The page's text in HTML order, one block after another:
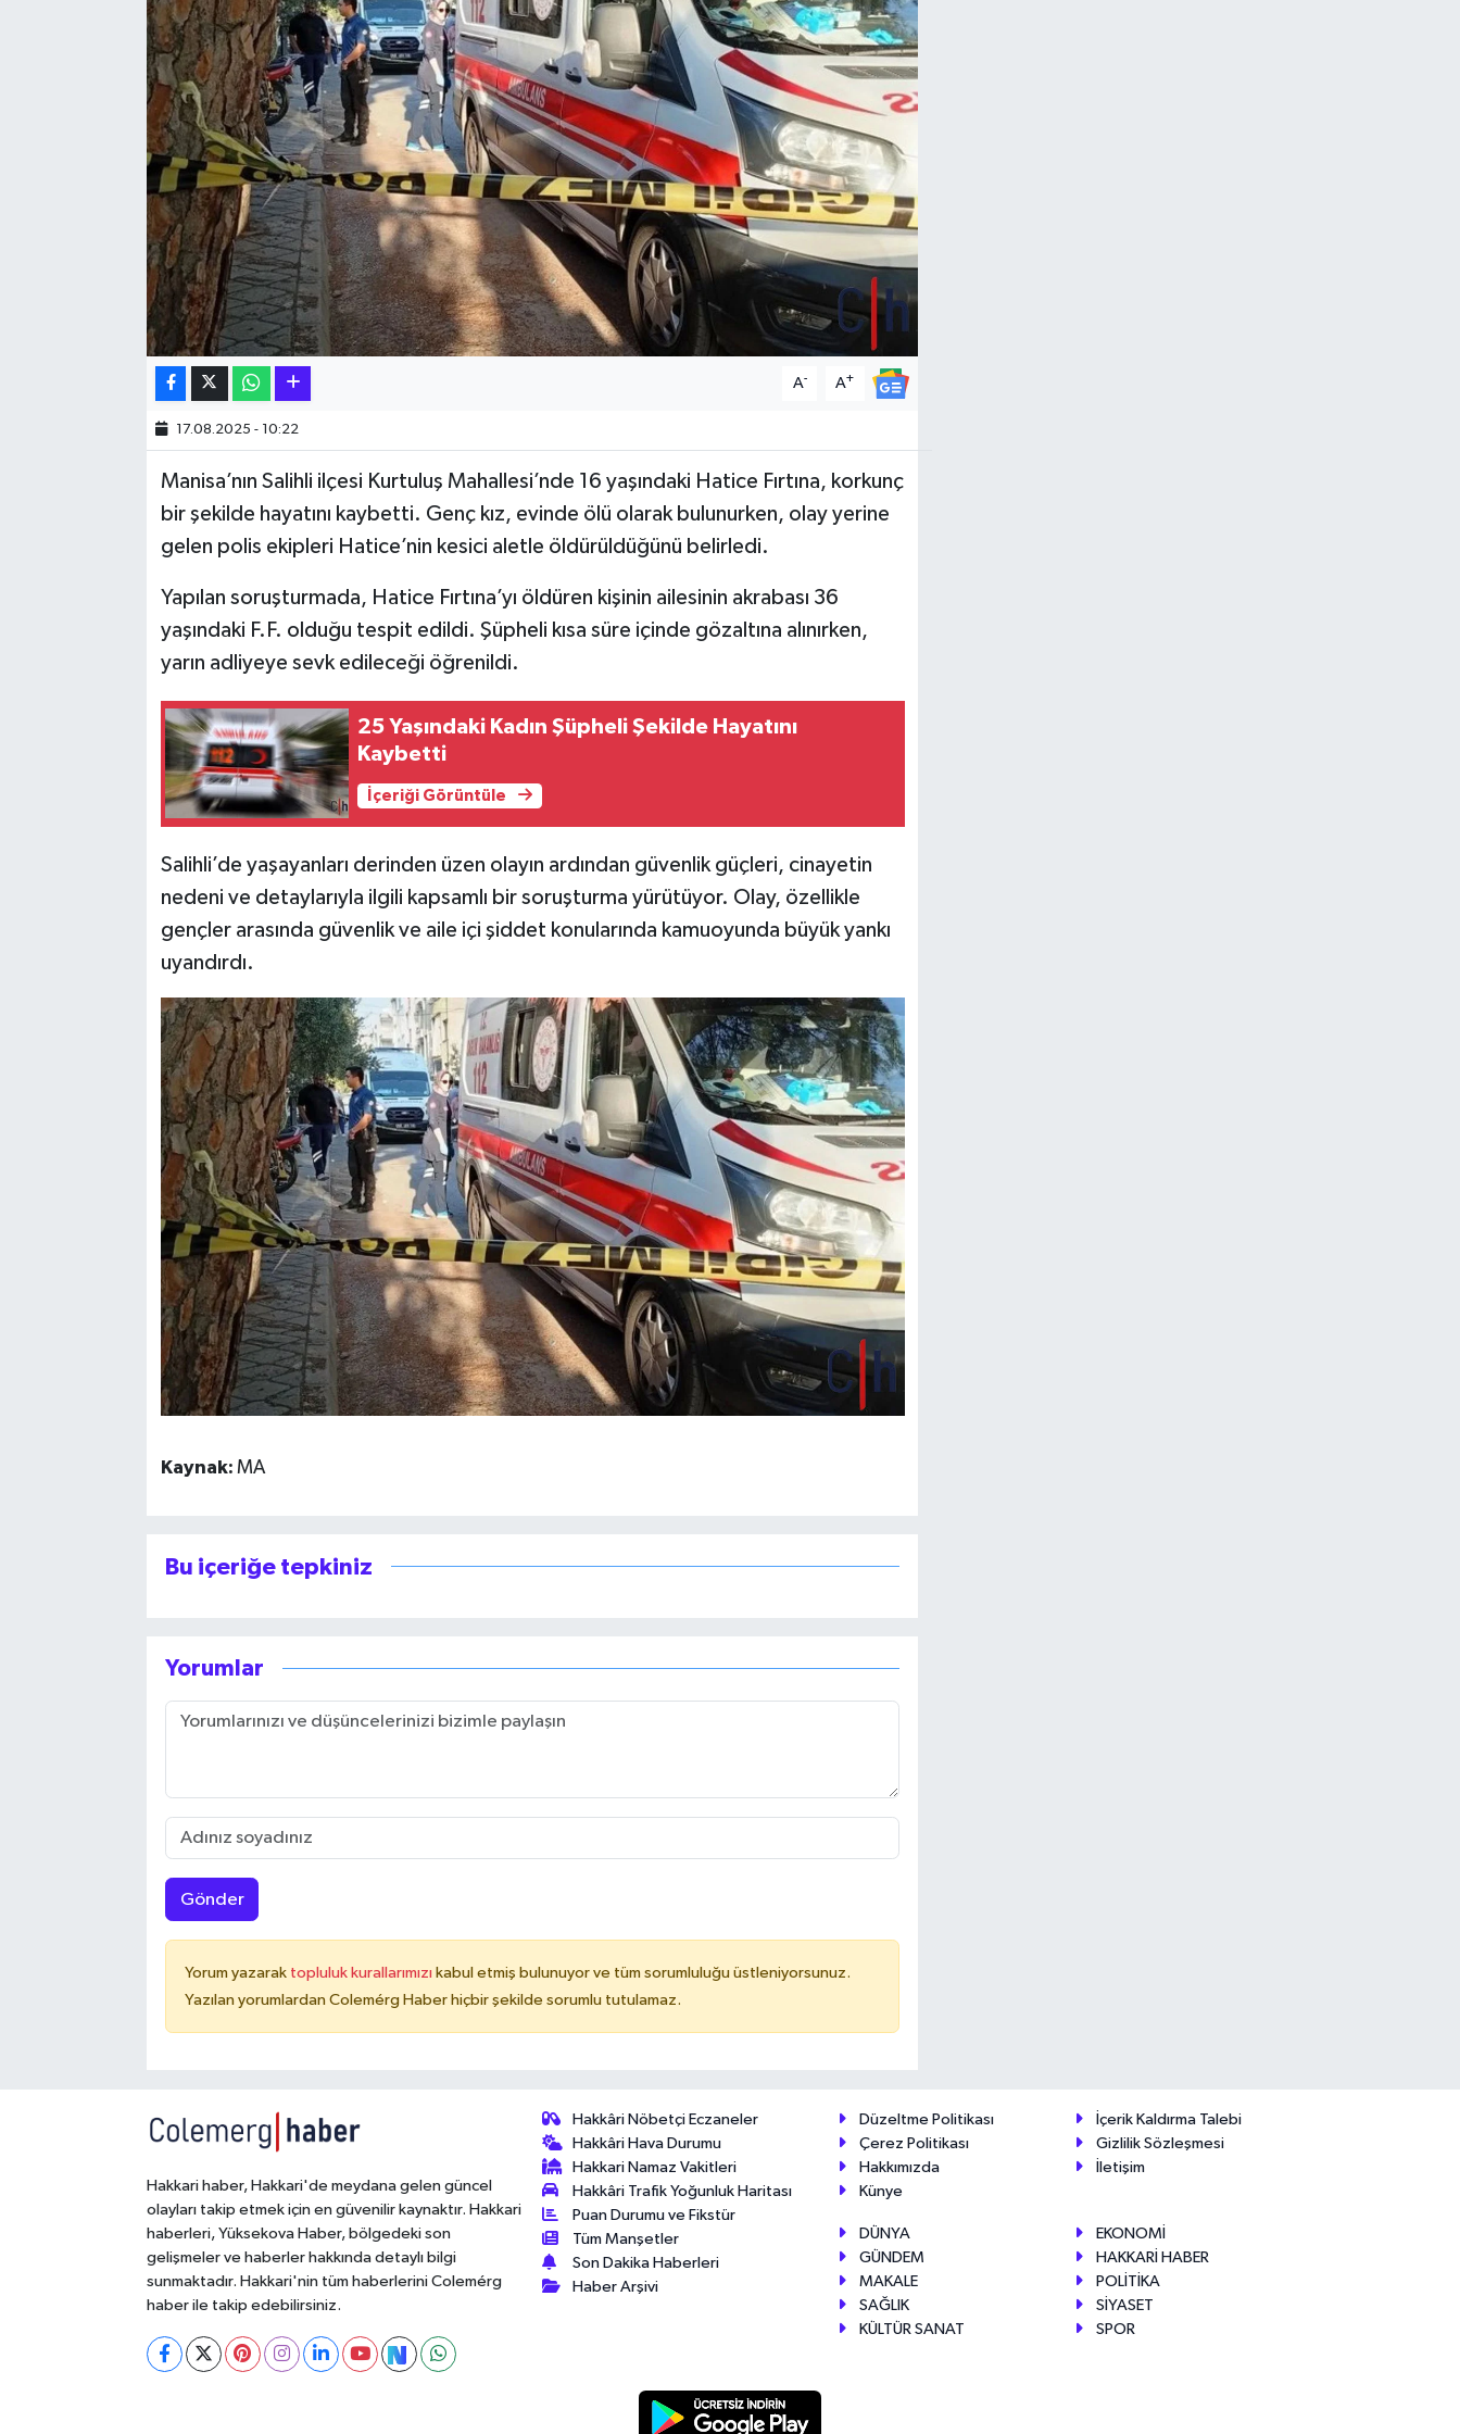
A- A+
17.08.2025 - 10:22
Manisa’nın Salihli ilçesi Kurtuluş Mahallesi’nde 16 yaşındaki Hatice Fırtına, korkunç
bir şekilde hayatını kaybetti. Genç kız, evinde ölü olarak bulunurken, olay yerine
gelen polis ekipleri Hatice’nin kesici aletle öldürüldüğünü belirledi.
Yapılan soruşturmada, Hatice Fırtına’yı öldüren kişinin ailesinin akrabası 36
yaşındaki F.F. olduğu tespit edildi. Şüpheli kısa süre içinde gözaltına alınırken,
yarın adliyeye sevk edileceği öğrenildi.
25 Yaşındaki Kadın Şüpheli Şekilde Hayatını
Kaybetti
İçeriği Görüntüle
Salihli’de yaşayanları derinden üzen olayın ardından güvenlik güçleri, cinayetin
nedeni ve detaylarıyla ilgili kapsamlı bir soruşturma yürütüyor. Olay, özellikle
gençler arasında güvenlik ve aile içi şiddet konularında kamuoyunda büyük yankı
uyandırdı.
Kaynak: MA
Bu içeriğe tepkiniz
Yorumlar
Gönder
Yorum yazarak topluluk kurallarımızı kabul etmiş bulunuyor ve tüm sorumluluğu üstleniyorsunuz.
Yazılan yorumlardan Colemérg Haber hiçbir şekilde sorumlu tutulamaz.
Hakkari haber, Hakkari'de meydana gelen güncel
olayları takip etmek için en güvenilir kaynaktır. Hakkari
haberleri, Yüksekova Haber, bölgedeki son
gelişmeler ve haberler hakkında detaylı bilgi
sunmaktadır. Hakkari'nin tüm haberlerini Colemérg
haber ile takip edebilirsiniz.
Hakkâri Nöbetçi Eczaneler
Hakkâri Hava Durumu
Hakkari Namaz Vakitleri
Hakkâri Trafik Yoğunluk Haritası
Puan Durumu ve Fikstür
Tüm Manşetler
Son Dakika Haberleri
Haber Arşivi
Düzeltme Politikası
İçerik Kaldırma Talebi
Çerez Politikası
Gizlilik Sözleşmesi
Hakkımızda
İletişim
Künye
DÜNYA
EKONOMİ
GÜNDEM
HAKKARİ HABER
MAKALE
POLİTİKA
SAĞLIK
SİYASET
KÜLTÜR SANAT
SPOR
Hakkari Haber
İLGİNÇ HABERLER
KÜLTÜR SANAT
MAGAZİN